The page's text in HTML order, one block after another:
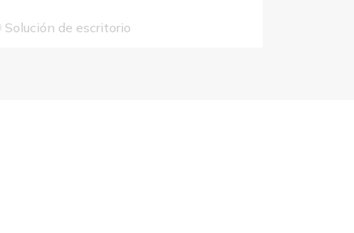
Solución de escritorio